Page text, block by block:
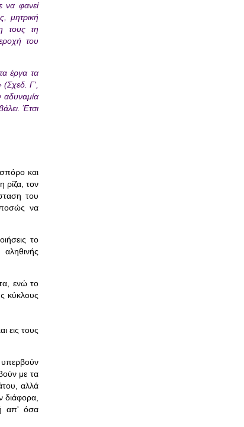
να φανεί
μητρική
τους τη
του
έργα τα
(Σχεδ. Γ',
αδυναμία
Έτσι
και
ρίζα, τον
του
ποσώς να
το
ενώ το
κύκλους
εις τους
με τα
αλλά
διάφορα,
απ' όσα